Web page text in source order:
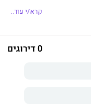
הוא סיפור חייו של האיקון
מבט ולאורך שנים, ורק
האישיים שנאלץ
קרא/י עוד..
0 דירוגים